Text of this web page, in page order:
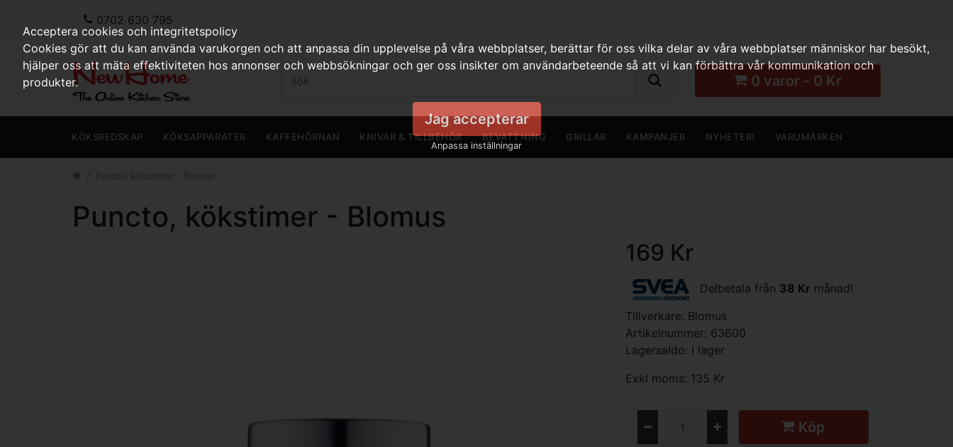
0702 630 795
0 varor - 0 Kr
KÖKSREDSKAP KÖKSAPPARATER KAFFEHÖRNAN KNIVAR & TILLBEHÖR BEVATTNING GRILLAR KAMPANJER NYHETER! VARUMÄRKEN
Puncto, kökstimer - Blomus
169 Kr
Delbetala från 38 Kr månad!
Tillverkare: Blomus
Artikelnummer: 63600
Lagersaldo: I lager
Exkl moms: 135 Kr
Köp
Acceptera cookies och integritetspolicy
Cookies gör att du kan använda varukorgen och att anpassa din upplevelse på våra webbplatser, berättar för oss vilka delar av våra webbplatser människor har besökt,
hjälper oss att mäta effektiviteten hos annonser och webbsökningar och ger oss insikter om användarbeteende så att vi kan förbättra vår kommunikation och
produkter.
Jag accepterar
Anpassa inställningar